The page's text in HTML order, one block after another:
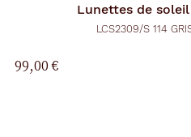
Lunettes de soleil
LCS2309/S 114
99,00 €